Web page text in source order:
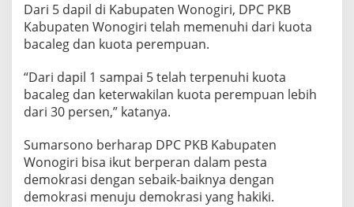
Dari 5 dapil di Kabupaten Wonogiri, DPC PKB
Kabupaten Wonogiri telah memenuhi dari kuota
bacaleg dan kuota perempuan.
“Dari dapil 1 sampai 5 telah terpenuhi kuota
bacaleg dan keterwakilan kuota perempuan lebih
dari 30 persen,” katanya.
Sumarsono berharap DPC PKB Kabupaten
Wonogiri bisa ikut berperan dalam pesta
demokrasi dengan sebaik-baiknya dengan
demokrasi menuju demokrasi yang hakiki.